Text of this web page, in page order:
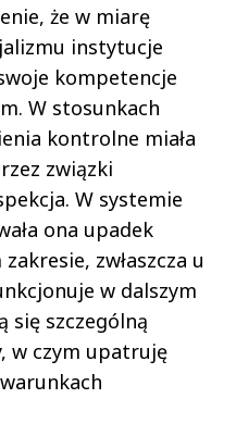
że w miarę
instytucje
kompetencje
W stosunkach
kontrolne miała
związki
W systemie
ona upadek
zwłaszcza u
w dalszym
się szczególną
w czym upatruję